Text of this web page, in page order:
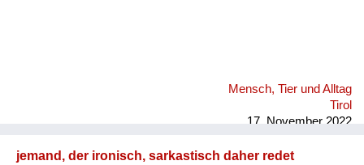
Mensch, Tier und Alltag
Tirol
17. November 2022
jemand, der ironisch, sarkastisch daher redet